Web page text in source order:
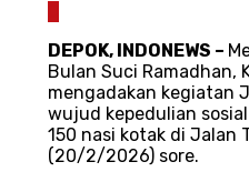
DEPOK, INDONEWS –
Bulan Suci Ramadhan,
mengadakan kegiatan
wujud kepedulian
150 nasi kotak di Jalan
(20/2/2026) sore.